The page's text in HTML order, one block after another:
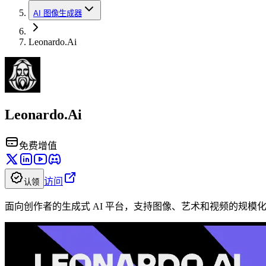
AI 图像生成器
Leonardo.Ai
Leonardo.Ai
免费增值
认领 访问
面向创作者的生成式 AI 平台，支持图像、艺术和视频的规模